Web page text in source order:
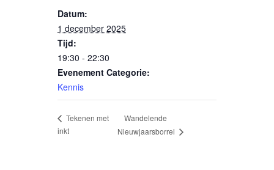
Datum:
1 december 2025
Tijd:
19:30 - 22:30
Evenement Categorie:
Kennis
Tekenen met
inkt
Wandelende
Nieuwjaarsborrel